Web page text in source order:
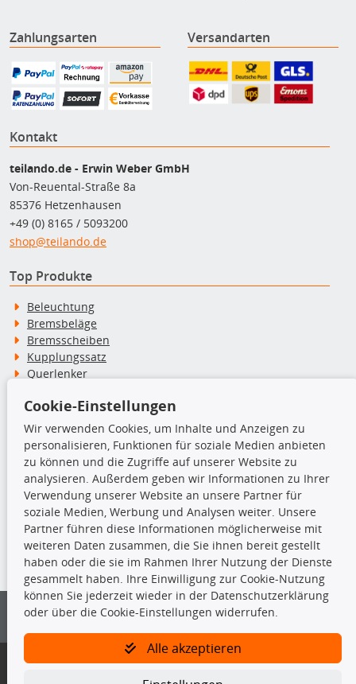
Zahlungsarten Versandarten
Kontakt
teilando.de - Erwin Weber GmbH
Von-Reuental-Straße 8a
85376 Hetzenhausen
+49 (0) 8165 / 5093200
shop@teilando.de
Top Produkte
Beleuchtung
Bremsbeläge
Bremsscheiben
Kupplungssatz
Querlenker
Stoßdämpfer
TecDoc Inside
Die hier angezeigten Daten insbesondere die gesamte Datenbank dürfen
nicht kopiert werden.
Es ist zu unterlassen, die Daten oder die gesamte Datenbank ohne
vorherige Zustimmung von TecDoc zu vervielfältigen, zu verbreiten
und/oder diese Handlungen durch Dritte ausführen zu lassen. Ein
Bitte prüfen Sie, ob das über unseren Onlineshop identifizierte Ersatzteil
Cookie-Einstellungen
Wir verwenden Cookies, um Inhalte und Anzeigen zu
personalisieren, Funktionen für soziale Medien anbieten
zu können und die Zugriffe auf unserer Website zu
analysieren. Außerdem geben wir Informationen zu Ihrer
Verwendung unserer Website an unsere Partner für
soziale Medien, Werbung und Analysen weiter. Unsere
Partner führen diese Informationen möglicherweise mit
weiteren Daten zusammen, die Sie ihnen bereit gestellt
haben oder die sie im Rahmen Ihrer Nutzung der Dienste
gesammelt haben. Ihre Einwilligung zur Cookie-Nutzung
können Sie jederzeit wieder in der Datenschutzerklärung
oder über die Cookie-Einstellungen widerrufen.
Alle akzeptieren